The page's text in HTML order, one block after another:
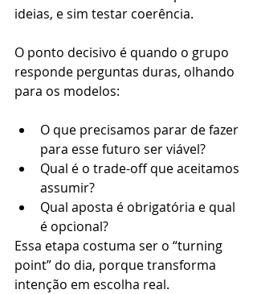
ideias, e sim testar coerência.
O ponto decisivo é quando o grupo
responde perguntas duras, olhando
para os modelos:
O que precisamos parar de fazer
para esse futuro ser viável?
Qual é o trade-off que aceitamos
assumir?
Qual aposta é obrigatória e qual
é opcional?
Essa etapa costuma ser o “turning
point” do dia, porque transforma
intenção em escolha real.